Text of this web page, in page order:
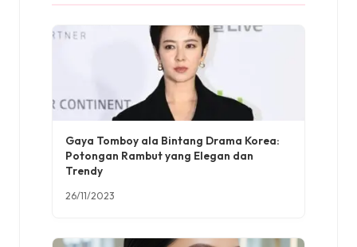
Gaya Tomboy ala Bintang Drama Korea:
Potongan Rambut yang Elegan dan
Trendy
26/11/2023